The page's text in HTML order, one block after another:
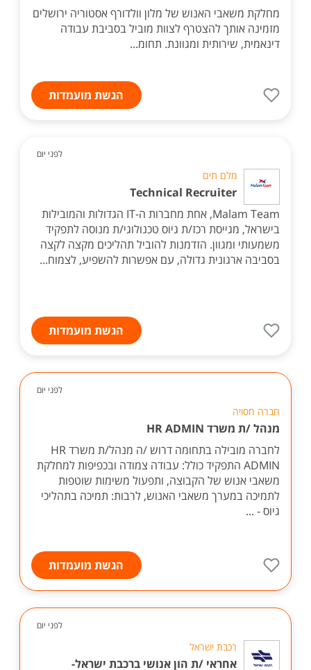
מחלקת משאבי האנוש של מלון וולדורף אסטוריה ירושלים
מזמינה אותך להצטרף לצוות מוביל בסביבת עבודה
דינאמית, שירותית ומגוונת. תחומ...
הגשת מועמדות
לפני יום
מלם תים
Technical Recruiter
Malam Team, אחת מחברות ה-IT הגדולות והמובילות
בישראל, מגייסת רכז/ת גיוס טכנולוגי/ת מנוסה לתפקיד
משמעותי ומגוון. הזדמנות להוביל תהליכים מקצה לקצה
בסביבה ארגונית גדולה, עם אפשרות להשפיע, לצמוח...
הגשת מועמדות
לפני יום
חברה חסויה
מנהל /ת משרד HR ADMIN
לחברה מובילה בתחומה דרוש /ה מנהל/ת משרד HR
ADMIN התפקיד כולל: עבודה צמודה ובכפיפות למחלקת
משאבי אנוש של הקבוצה, ותפעול משימות שוטפות
לתמיכה במערך משאבי האנוש, לרבות: תמיכה בתהליכי
גיוס - ...
הגשת מועמדות
לפני יום
רכבת ישראל
אחראי /ת הון אנושי ברכבת ישראל-